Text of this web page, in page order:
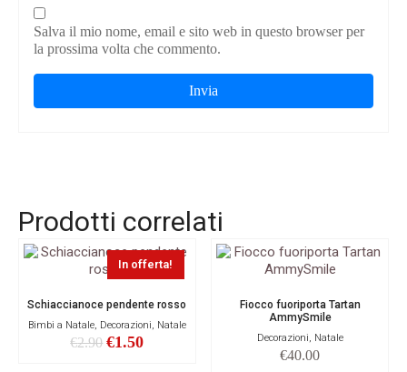
Salva il mio nome, email e sito web in questo browser per
la prossima volta che commento.
Prodotti correlati
In offerta!
Schiaccianoce pendente rosso
Bimbi a Natale, Decorazioni, Natale
€2.90 €1.50
Fiocco fuoriporta Tartan
AmmySmile
Decorazioni, Natale
€40.00